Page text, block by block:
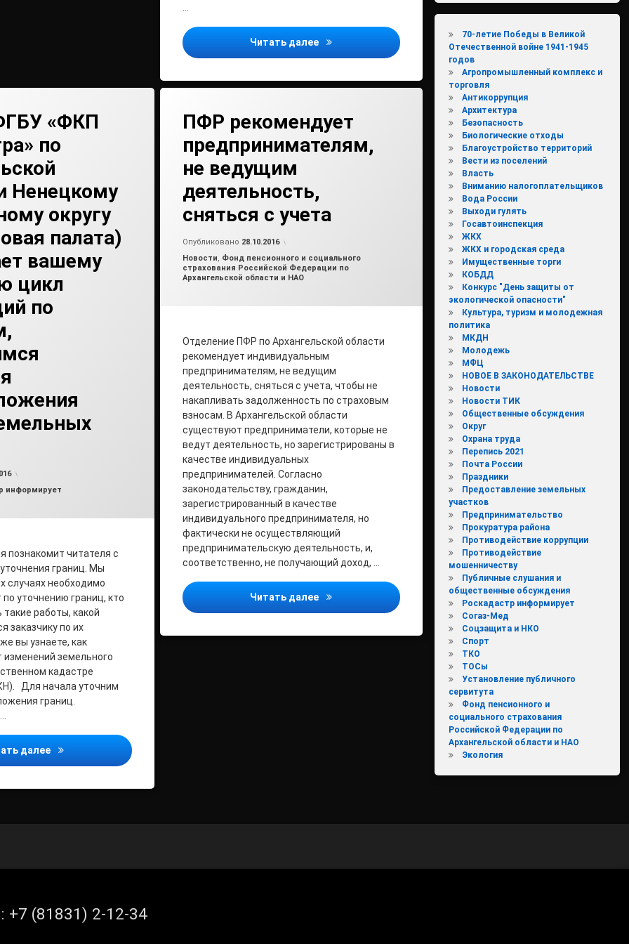
Читать далее Подведены итоги конкурса по благоустройству
«ФКП
по
Ненецкому
округу
палата)
вашему
цикл
по
информирует
познакомит читателя с
границ. Мы
случаях необходимо
уточнению границ, кто
работы, какой
заказчику по их
вы узнаете, как
земельного
кадастре
Для начала уточним
границ.
далее Филиал ФГБУ «ФКП Росреестра» по Архангельской области и Ненецкому автономному округу (Кадастровая
ПФР рекомендует
предпринимателям,
не ведущим
деятельность,
сняться с учета
Опубликовано 28.10.2016
Рубрики:
Новости, Фонд пенсионного и социального
страхования Российской Федерации по
Архангельской области и НАО
Отделение ПФР по Архангельской области
рекомендует индивидуальным
предпринимателям, не ведущим
деятельность, сняться с учета, чтобы не
накапливать задолженность по страховым
взносам. В Архангельской области
существуют предприниматели, которые не
ведут деятельность, но зарегистрированы в
качестве индивидуальных
предпринимателей. Согласно
законодательству, гражданин,
зарегистрированный в качестве
индивидуального предпринимателя, но
фактически не осуществляющий
предпринимательскую деятельность, и,
соответственно, не получающий доход, …
Читать далее ПФР рекомендует предпринимателям, не ведущим
70-летие Победы в Великой
Отечественной войне 1941-1945
годов
Агропромышленный комплекс и
торговля
Антикоррупция
Архитектура
Безопасность
Биологические отходы
Благоустройство территорий
Вести из поселений
Власть
Вниманию налогоплательщиков
Вода России
Выходи гулять
Госавтоинспекция
ЖКХ
ЖКХ и городская среда
Имущественные торги
КОБДД
Конкурс "День защиты от
экологической опасности"
Культура, туризм и молодежная
политика
МКДН
Молодежь
МФЦ
НОВОЕ В ЗАКОНОДАТЕЛЬСТВЕ
Новости
Новости ТИК
Общественные обсуждения
Округ
Охрана труда
Перепись 2021
Почта России
Праздники
Предоставление земельных
участков
Предпринимательство
Прокуратура района
Противодействие коррупции
Противодействие
мошенничеству
Публичные слушания и
общественные обсуждения
Роскадастр информирует
Согаз-Мед
Соцзащита и НКО
Спорт
ТКО
ТОСы
Установление публичного
сервитута
Фонд пенсионного и
социального страхования
Российской Федерации по
Архангельской области и НАО
Экология
+7 (81831) 2-12-34